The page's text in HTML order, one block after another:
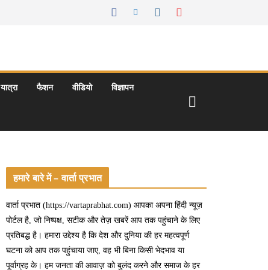
यात्रा फैशन वीडियो विज्ञापन
हमारे बारे में – वार्ता प्रभात
वार्ता प्रभात (https://vartaprabhat.com) आपका अपना हिंदी न्यूज़
पोर्टल है, जो निष्पक्ष, सटीक और तेज़ खबरें आप तक पहुंचाने के लिए
प्रतिबद्ध है। हमारा उद्देश्य है कि देश और दुनिया की हर महत्वपूर्ण
घटना को आप तक पहुंचाया जाए, वह भी बिना किसी भेदभाव या
पूर्वाग्रह के। हम जनता की आवाज़ को बुलंद करने और समाज के हर